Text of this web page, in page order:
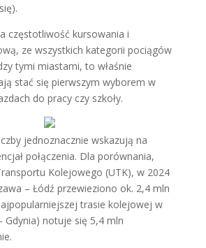
częstotliwość kursowania i
ze wszystkich kategorii pociągów
tymi miastami, to właśnie
stać się pierwszym wyborem w
do pracy czy szkoły.
jednoznacznie wskazują na
połączenia. Dla porównania,
Kolejowego (UTK), w 2024
– Łódź przewieziono ok. 2,4 mln
trasie kolejowej w
Gdynia) notuje się 5,4 mln